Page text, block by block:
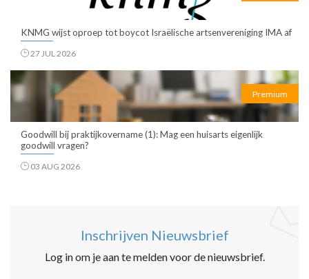
KNMG wijst oproep tot boycot Israëlische artsenvereniging IMA af
27 JUL 2026
Premium
Goodwill bij praktijkovername (1): Mag een huisarts eigenlijk
goodwill vragen?
03 AUG 2026
Inschrijven Nieuwsbrief
Log in om je aan te melden voor de nieuwsbrief.